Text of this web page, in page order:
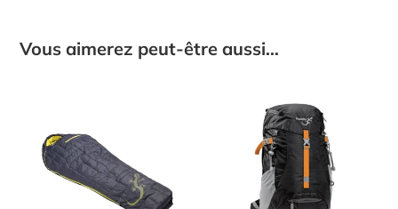
Vous aimerez peut-être aussi…